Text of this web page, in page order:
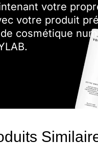
votre
votre produit
cosmétique